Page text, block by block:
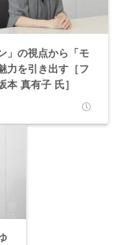
」の視点から「モ
力を引き出す［フ
本 真有子 氏］